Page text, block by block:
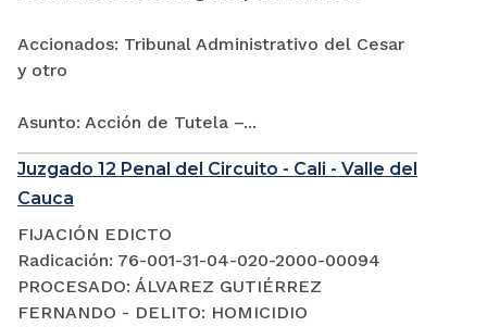
Accionados: Tribunal Administrativo del Cesar
y otro
Asunto: Acción de Tutela –...
Juzgado 12 Penal del Circuito - Cali - Valle del
Cauca
FIJACIÓN EDICTO
Radicación: 76-001-31-04-020-2000-00094
PROCESADO: ÁLVAREZ GUTIÉRREZ
FERNANDO - DELITO: HOMICIDIO